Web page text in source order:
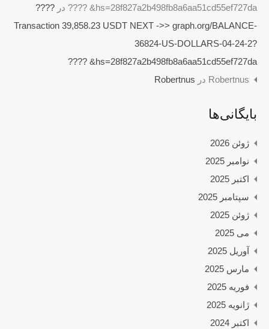
hs=28f827a2b498fb8a6aa51cd55ef727da& ????
در ????
Transaction 39,858.23 USDT NEXT ->> graph.org/BALANCE-
36824-US-DOLLARS-04-24-2?
hs=28f827a2b498fb8a6aa51cd55ef727da& ????
Robertnus در Robertnus
بایگانی‌ها
ژوئن 2026
نوامبر 2025
اکتبر 2025
سپتامبر 2025
ژوئن 2025
می 2025
آوریل 2025
مارس 2025
فوریه 2025
ژانویه 2025
اکتبر 2024